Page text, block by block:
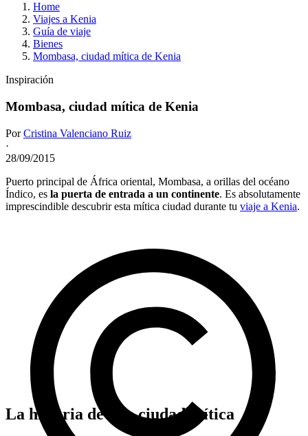
Home
Viajes a Kenia
Guía de viaje
Bienes
Mombasa, ciudad mítica de Kenia
Inspiración
Mombasa, ciudad mítica de Kenia
PorCristina Valenciano Ruiz
·
28/09/2015
Puerto principal de África oriental, Mombasa, a orillas del océano
Índico, es la puerta de entrada a un continente. Es absolutamente
imprescindible descubrir esta mítica ciudad durante tu viaje a Kenia.
La historia de una ciudad mítica